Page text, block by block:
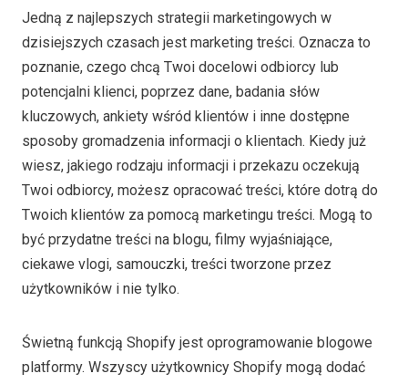
Jedną z najlepszych strategii marketingowych w
dzisiejszych czasach jest marketing treści. Oznacza to
poznanie, czego chcą Twoi docelowi odbiorcy lub
potencjalni klienci, poprzez dane, badania słów
kluczowych, ankiety wśród klientów i inne dostępne
sposoby gromadzenia informacji o klientach. Kiedy już
wiesz, jakiego rodzaju informacji i przekazu oczekują
Twoi odbiorcy, możesz opracować treści, które dotrą do
Twoich klientów za pomocą marketingu treści. Mogą to
być przydatne treści na blogu, filmy wyjaśniające,
ciekawe vlogi, samouczki, treści tworzone przez
użytkowników i nie tylko.
Świetną funkcją Shopify jest oprogramowanie blogowe
platformy. Wszyscy użytkownicy Shopify mogą dodać